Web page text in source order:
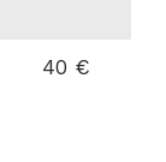
40 €